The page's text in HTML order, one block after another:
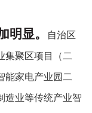
明显。
自治区
集聚区项目（二
能家电产业园二
造业等传统产业智